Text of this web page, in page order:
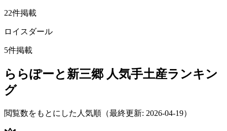
22件掲載
ロイスダール
5件掲載
ららぽーと新三郷 人気手土産ランキン
グ
閲覧数をもとにした人気順 （最終更新: 2026-04-19）